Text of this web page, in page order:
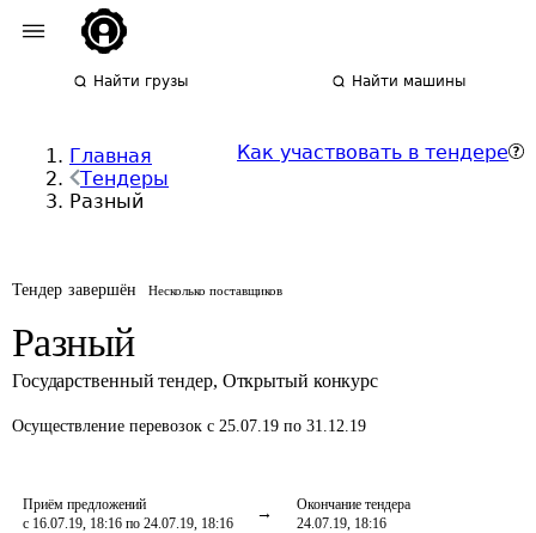
Найти грузы Найти машины
Главная
Тендеры
Разный
Как участвовать в тендере
Тендер завершён Несколько поставщиков
Разный
Государственный тендер, Открытый конкурс
Осуществление перевозок с 25.07.19 по 31.12.19
Приём предложений
с 16.07.19, 18:16 по 24.07.19, 18:16
Окончание тендера
24.07.19, 18:16